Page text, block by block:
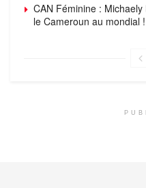
CAN Féminine :
le Cameroun au mondial !